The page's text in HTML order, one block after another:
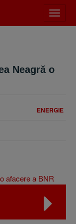
meniu
Neagră o
ENERGIE